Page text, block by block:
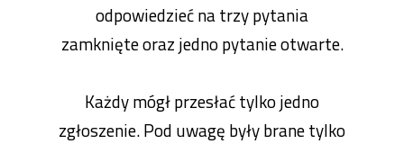
odpowiedzieć na trzy pytania
zamknięte oraz jedno pytanie otwarte.
Każdy mógł przesłać tylko jedno
zgłoszenie. Pod uwagę były brane tylko